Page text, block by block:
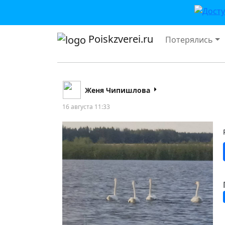
Poiskzverei.ru Потерялись
Женя Чипишлова
16 августа 11:33